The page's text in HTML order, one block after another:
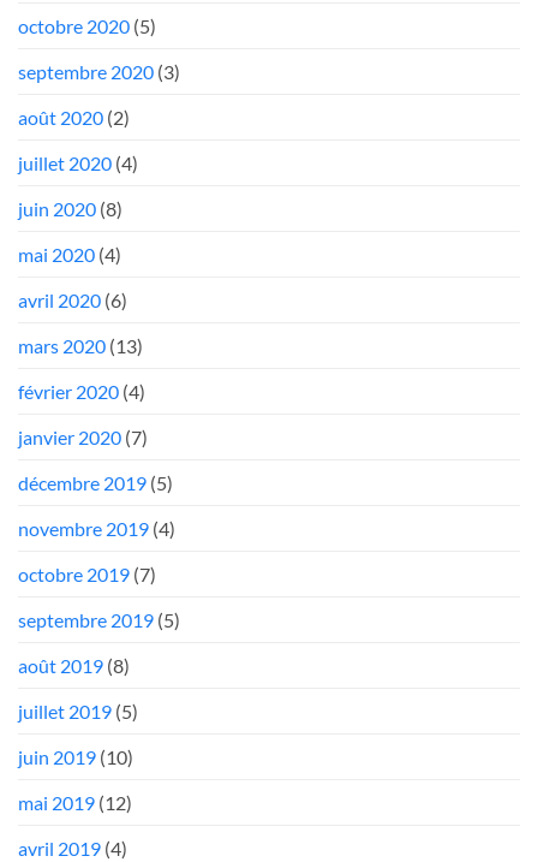
octobre 2020 (5)
septembre 2020 (3)
août 2020 (2)
juillet 2020 (4)
juin 2020 (8)
mai 2020 (4)
avril 2020 (6)
mars 2020 (13)
février 2020 (4)
janvier 2020 (7)
décembre 2019 (5)
novembre 2019 (4)
octobre 2019 (7)
septembre 2019 (5)
août 2019 (8)
juillet 2019 (5)
juin 2019 (10)
mai 2019 (12)
avril 2019 (4)